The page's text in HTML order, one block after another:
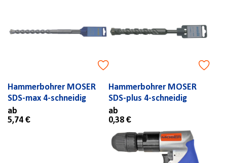
Hammerbohrer MOSER
SDS-max 4-schneidig
ab
5,74 €
Hammerbohrer MOSER
SDS-plus 4-schneidig
ab
0,38 €